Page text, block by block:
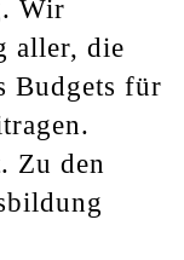
Wir
aller, die
Budgets für
Zu den